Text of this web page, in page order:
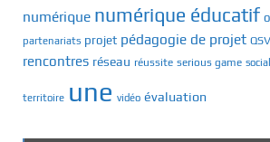
numérique numérique éducatif
partenariats projet pédagogie de projet QSV
rencontres réseau réussite serious game
territoire une vidéo évaluation